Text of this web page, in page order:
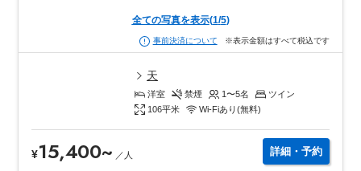
全ての写真を表示(1/5)
事前決済について ※表示金額はすべて税込です
天
洋室 禁煙 1〜5名
ツイン
106平米 Wi-Fiあり(無料)
¥15,400~ ／ 人 詳細・予約